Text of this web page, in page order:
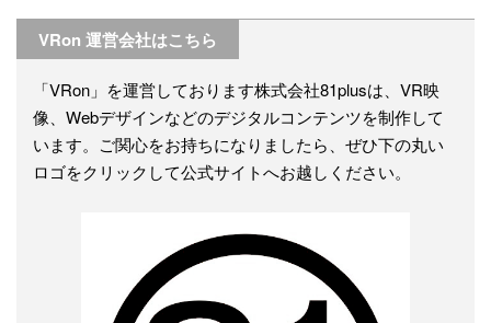
VRon 運営会社はこちら
「VRon」を運営しております株式会社81plusは、VR映
像、Webデザインなどのデジタルコンテンツを制作して
います。ご関心をお持ちになりましたら、ぜひ下の丸い
ロゴをクリックして公式サイトへお越しください。